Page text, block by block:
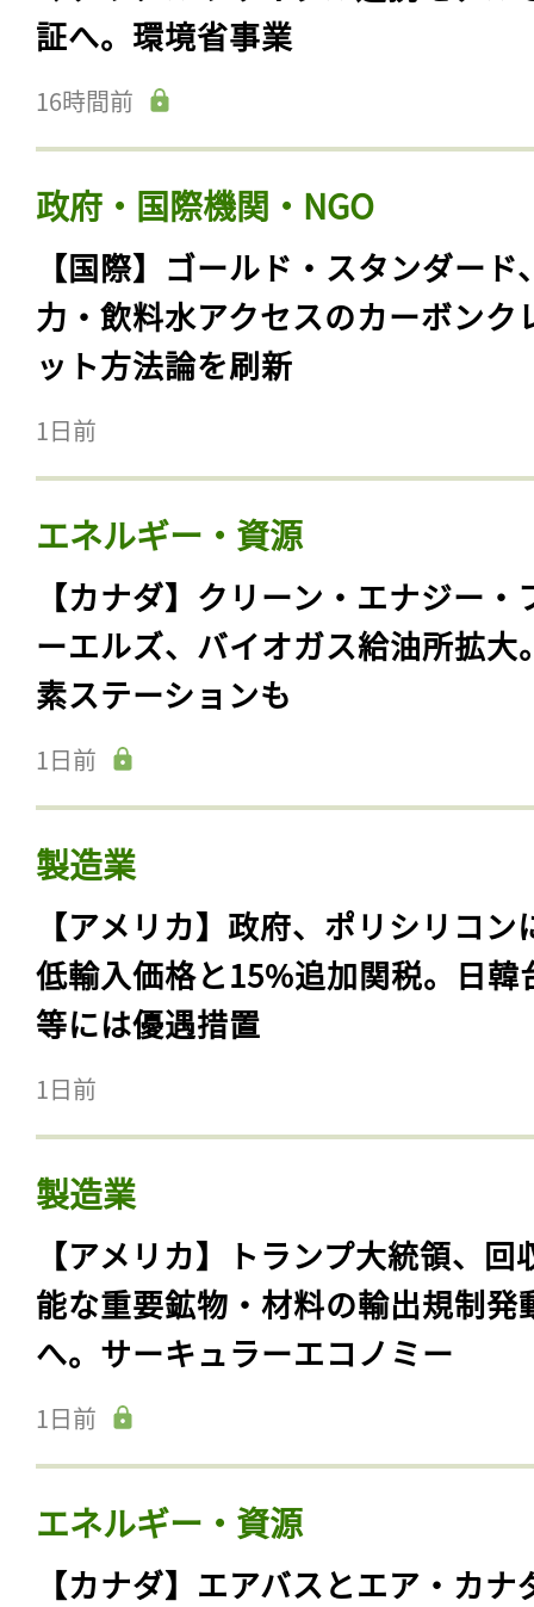
証へ。環境省事業
16時間前
政府・国際機関・NGO
【国際】ゴールド・スタンダード
力・飲料水アクセスのカーボンク
ット方法論を刷新
1日前
エネルギー・資源
【カナダ】クリーン・エナジー・
ーエルズ、バイオガス給油所拡大
素ステーションも
1日前
製造業
【アメリカ】政府、ポリシリコン
低輸入価格と15%追加関税。日韓
等には優遇措置
1日前
製造業
【アメリカ】トランプ大統領、回
能な重要鉱物・材料の輸出規制発
へ。サーキュラーエコノミー
1日前
エネルギー・資源
【カナダ】エアバスとエア・カナ